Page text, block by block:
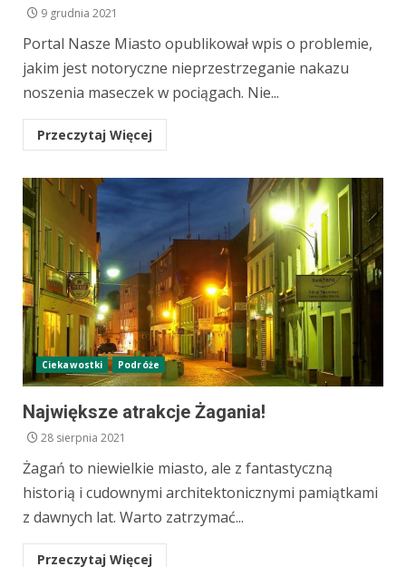
9 grudnia 2021
Portal Nasze Miasto opublikował wpis o problemie,
jakim jest notoryczne nieprzestrzeganie nakazu
noszenia maseczek w pociągach. Nie...
Przeczytaj Więcej
Ciekawostki Podróże
Największe atrakcje Żagania!
28 sierpnia 2021
Żagań to niewielkie miasto, ale z fantastyczną
historią i cudownymi architektonicznymi pamiątkami
z dawnych lat. Warto zatrzymać...
Przeczytaj Więcej